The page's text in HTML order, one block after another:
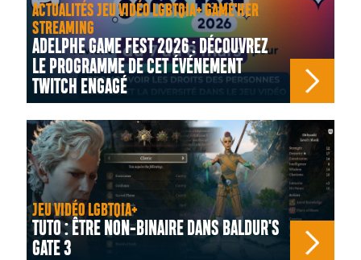
ACTUALITÉS JEU VIDÉO LGBTQIA+ GAME'HER
STREAMING
ADELPHE GAME FEST 2026 : DÉCOUVREZ
LE PROGRAMME DE CET ÉVÉNEMENT
TWITCH ENGAGÉ
JEU VIDÉO LGBTQIA+
TUTO : ÊTRE NON-BINAIRE DANS BALDUR'S
GATE 3